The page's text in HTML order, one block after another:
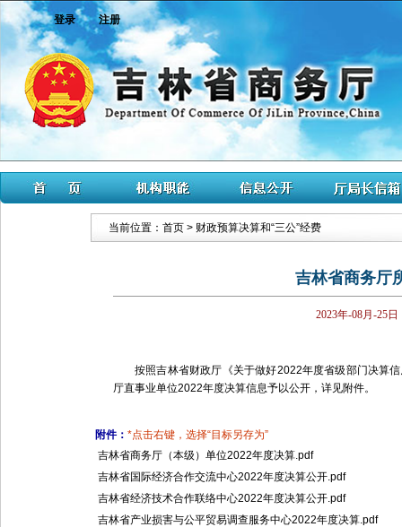
登录 注册
当前位置： 首页> 财政预算决算和“三公”经费
吉林省商务厅
2023年-08月-25
按照吉林省财政厅《关于做好2022年度省级部门决算信
厅直事业单位2022年度决算信息予以公开，详见附件。
附件： *点击右键，选择“目标另存为”
吉林省商务厅（本级）单位2022年度决算.pdf
吉林省国际经济合作交流中心2022年度决算公开.pdf
吉林省经济技术合作联络中心2022年度决算公开.pdf
吉林省产业损害与公平贸易调查服务中心2022年度决算.pdf